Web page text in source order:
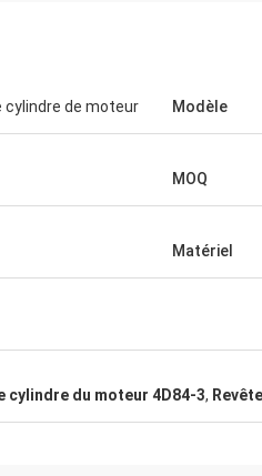
cylindre de moteur Modèle
MOQ
Matériel
cylindre du moteur 4D84-3,